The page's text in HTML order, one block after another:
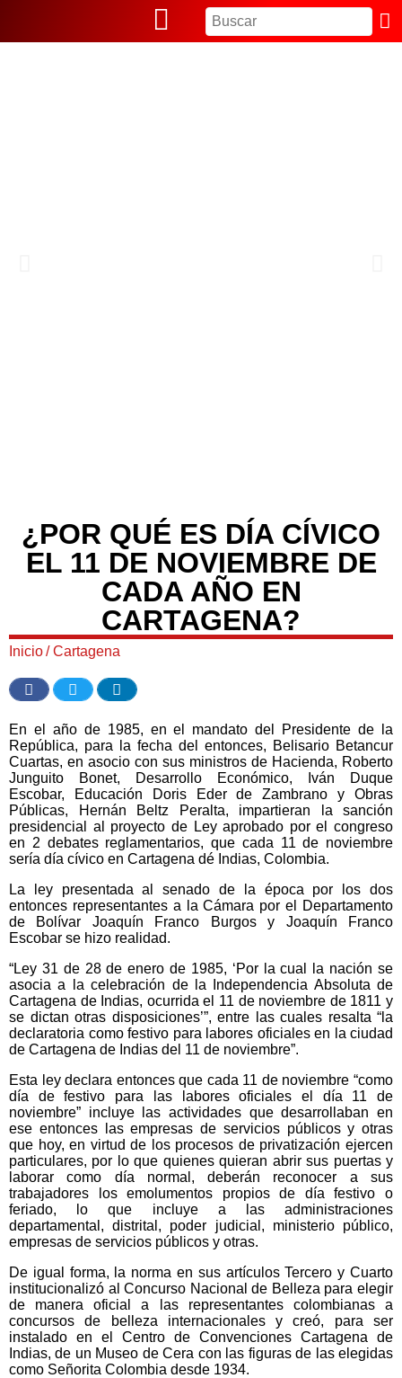
¿POR QUÉ ES DÍA CÍVICO
EL 11 DE NOVIEMBRE DE
CADA AÑO EN
CARTAGENA?
Inicio/ Cartagena
En el año de 1985, en el mandato del Presidente de la
República, para la fecha del entonces, Belisario Betancur
Cuartas, en asocio con sus ministros de Hacienda, Roberto
Junguito Bonet, Desarrollo Económico, Iván Duque
Escobar, Educación Doris Eder de Zambrano y Obras
Públicas, Hernán Beltz Peralta, impartieran la sanción
presidencial al proyecto de Ley aprobado por el congreso
en 2 debates reglamentarios, que cada 11 de noviembre
sería día cívico en Cartagena dé Indias, Colombia.
La ley presentada al senado de la época por los dos
entonces representantes a la Cámara por el Departamento
de Bolívar Joaquín Franco Burgos y Joaquín Franco
Escobar se hizo realidad.
“Ley 31 de 28 de enero de 1985, ‘Por la cual la nación se
asocia a la celebración de la Independencia Absoluta de
Cartagena de Indias, ocurrida el 11 de noviembre de 1811 y
se dictan otras disposiciones’”, entre las cuales resalta “la
declaratoria como festivo para labores oficiales en la ciudad
de Cartagena de Indias del 11 de noviembre”.
Esta ley declara entonces que cada 11 de noviembre “como
día de festivo para las labores oficiales el día 11 de
noviembre” incluye las actividades que desarrollaban en
ese entonces las empresas de servicios públicos y otras
que hoy, en virtud de los procesos de privatización ejercen
particulares, por lo que quienes quieran abrir sus puertas y
laborar como día normal, deberán reconocer a sus
trabajadores los emolumentos propios de día festivo o
feriado, lo que incluye a las administraciones
departamental, distrital, poder judicial, ministerio público,
empresas de servicios públicos y otras.
De igual forma, la norma en sus artículos Tercero y Cuarto
institucionalizó al Concurso Nacional de Belleza para elegir
de manera oficial a las representantes colombianas a
concursos de belleza internacionales y creó, para ser
instalado en el Centro de Convenciones Cartagena de
Indias, de un Museo de Cera con las figuras de las elegidas
como Señorita Colombia desde 1934.